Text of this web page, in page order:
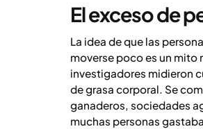
El exceso de
La idea de que las
moverse poco es un mito
investigadores midieron
de grasa corporal. Se
ganaderos, sociedades
muchas personas